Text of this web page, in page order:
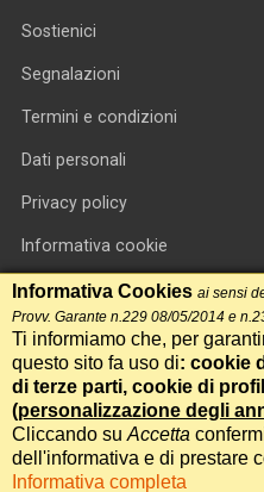
Sostienici
Segnalazioni
Termini e condizioni
Dati personali
Privacy policy
Informativa cookie
RSS feed
RSS Top News
Contatti
International Communication
giornalistica n.191, reg.
Informativa Cookies ai sensi
Provv. Garante n.229 08/05/2014 e
Ti informiamo che, per
questo sito fa uso di: cookie
di terze parti, cookie di
(personalizzazione degli
Cliccando su Accetta
dell'informativa e di prestare
Informativa completa